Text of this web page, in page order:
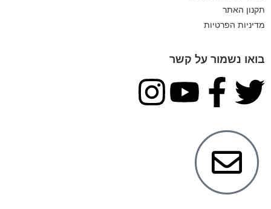
תקנון האתר
מדיניות הפרטיות
בואו נשמור על קשר